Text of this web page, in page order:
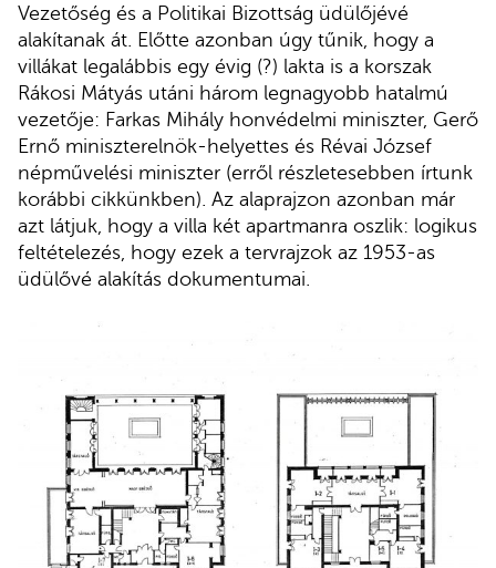
Vezetőség és a Politikai Bizottság üdülőjévé
alakítanak át. Előtte azonban úgy tűnik, hogy a
villákat legalábbis egy évig (?) lakta is a korszak
Rákosi Mátyás utáni három legnagyobb hatalmú
vezetője: Farkas Mihály honvédelmi miniszter, Gerő
Ernő miniszterelnök-helyettes és Révai József
népművelési miniszter (erről részletesebben írtunk
korábbi cikkünkben). Az alaprajzon azonban már
azt látjuk, hogy a villa két apartmanra oszlik: logikus
feltételezés, hogy ezek a tervrajzok az 1953-as
üdülővé alakítás dokumentumai.